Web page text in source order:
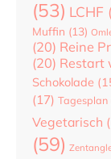
(53) LCHF
Muffin (13)
(20) Reine
(20) Restart
Schokolade
(17) Tagesplan
Vegetarisch
(59)